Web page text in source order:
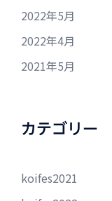
2022年5月
2022年4月
2021年5月
カテゴリー
koifes2021